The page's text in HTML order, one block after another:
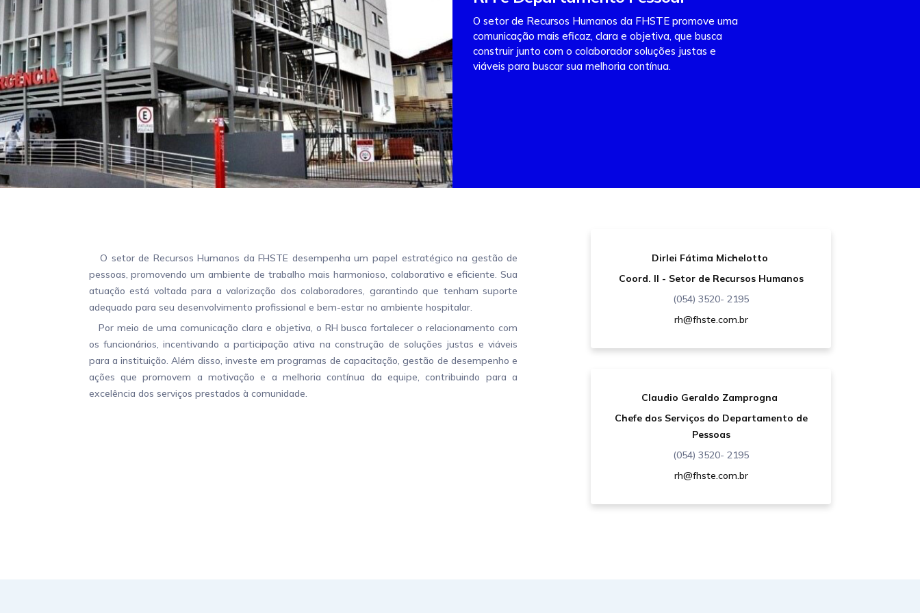
O setor de Recursos Humanos da FHSTE promove uma
comunicação mais eficaz, clara e objetiva, que busca
construir junto com o colaborador soluções justas e
viáveis para buscar sua melhoria contínua.
O setor de Recursos Humanos da FHSTE desempenha um papel estratégico na gestão de
pessoas, promovendo um ambiente de trabalho mais harmonioso, colaborativo e eficiente. Sua
atuação está voltada para a valorização dos colaboradores, garantindo que tenham suporte
adequado para seu desenvolvimento profissional e bem-estar no ambiente hospitalar.
Por meio de uma comunicação clara e objetiva, o RH busca fortalecer o relacionamento com
os funcionários, incentivando a participação ativa na construção de soluções justas e viáveis
para a instituição. Além disso, investe em programas de capacitação, gestão de desempenho e
ações que promovem a motivação e a melhoria contínua da equipe, contribuindo para a
excelência dos serviços prestados à comunidade.
Dirlei Fátima Michelotto
Coord. II - Setor de Recursos Humanos
(054) 3520- 2195
rh@fhste.com.br
Claudio Geraldo Zamprogna
Chefe dos Serviços do Departamento de
Pessoas
(054) 3520- 2195
rh@fhste.com.br